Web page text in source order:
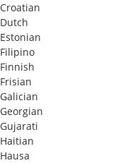
Croatian
Dutch
Estonian
Filipino
Finnish
Frisian
Galician
Georgian
Gujarati
Haitian
Hausa